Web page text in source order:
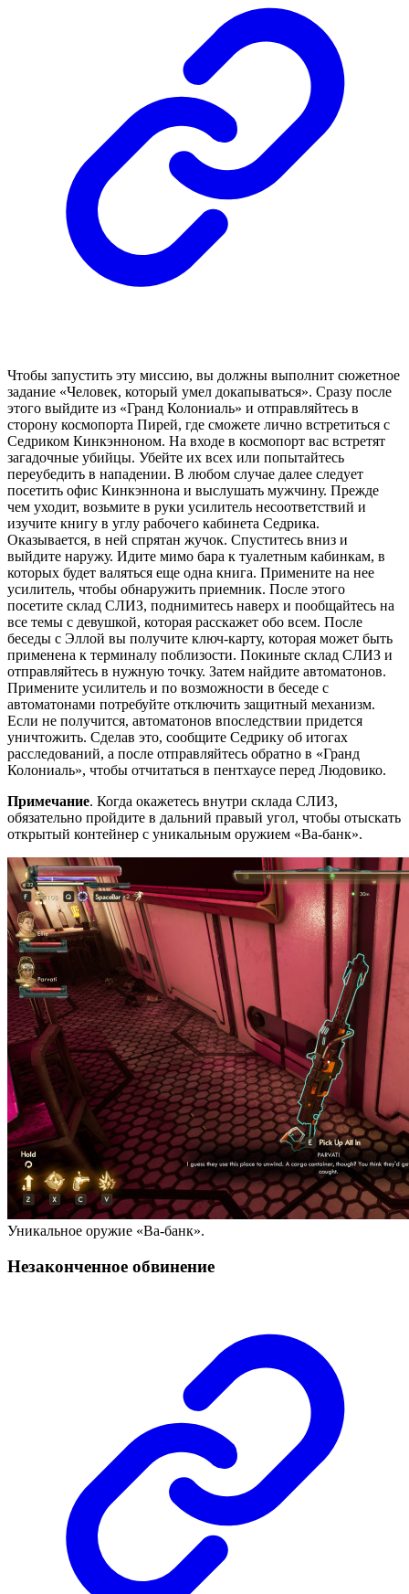
Чтобы запустить эту миссию, вы должны выполнит сюжетное
задание «Человек, который умел докапываться». Сразу после
этого выйдите из «Гранд Колониаль» и отправляйтесь в
сторону космопорта Пирей, где сможете лично встретиться с
Седриком Кинкэнноном. На входе в космопорт вас встретят
загадочные убийцы. Убейте их всех или попытайтесь
переубедить в нападении. В любом случае далее следует
посетить офис Кинкэннона и выслушать мужчину. Прежде
чем уходит, возьмите в руки усилитель несоответствий и
изучите книгу в углу рабочего кабинета Седрика.
Оказывается, в ней спрятан жучок. Спуститесь вниз и
выйдите наружу. Идите мимо бара к туалетным кабинкам, в
которых будет валяться еще одна книга. Примените на нее
усилитель, чтобы обнаружить приемник. После этого
посетите склад СЛИЗ, поднимитесь наверх и пообщайтесь на
все темы с девушкой, которая расскажет обо всем. После
беседы с Эллой вы получите ключ-карту, которая может быть
применена к терминалу поблизости. Покиньте склад СЛИЗ и
отправляйтесь в нужную точку. Затем найдите автоматонов.
Примените усилитель и по возможности в беседе с
автоматонами потребуйте отключить защитный механизм.
Если не получится, автоматонов впоследствии придется
уничтожить. Сделав это, сообщите Седрику об итогах
расследований, а после отправляйтесь обратно в «Гранд
Колониаль», чтобы отчитаться в пентхаусе перед Людовико.
Примечание. Когда окажетесь внутри склада СЛИЗ,
обязательно пройдите в дальний правый угол, чтобы отыскать
открытый контейнер с уникальным оружием «Ва-банк».
Уникальное оружие «Ва-банк».
Незаконченное обвинение